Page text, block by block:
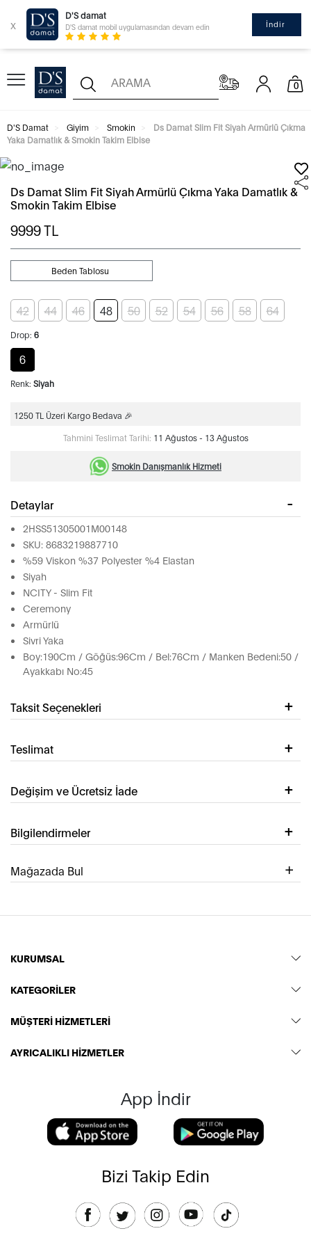
x
D'S damat
D'S damat mobil uygulamasından devam edin İndir
0
D'S Damat Giyim Smokin
Ds Damat Slim Fit Siyah Armürlü Çıkma
Yaka Damatlık & Smokin Takim Elbise
Ds Damat Slim Fit Siyah Armürlü Çıkma Yaka Damatlık &
Smokin Takim Elbise
9999TL
Beden Tablosu
42 44 46 48 50 52 54 56 58 64
Drop: 6
6
Renk: Siyah
1250 TL Üzeri Kargo Bedava 🎉
Tahmini Teslimat Tarihi: 11 Ağustos - 13 Ağustos
Smokin Danışmanlık Hizmeti
Detaylar
2HSS51305001M00148
SKU: 8683219887710
%59 Viskon %37 Polyester %4 Elastan
Siyah
NCITY - Slim Fit
Ceremony
Armürlü
Sivri Yaka
Boy:190Cm / Göğüs:96Cm / Bel:76Cm / Manken Bedeni:50 /
Ayakkabı No:45
Taksit Seçenekleri
Teslimat
Değişim ve Ücretsiz İade
Bilgilendirmeler
Mağazada Bul
KURUMSAL
KATEGORİLER
MÜŞTERİ HİZMETLERİ
AYRICALIKLI HİZMETLER
App İndir
Bizi Takip Edin